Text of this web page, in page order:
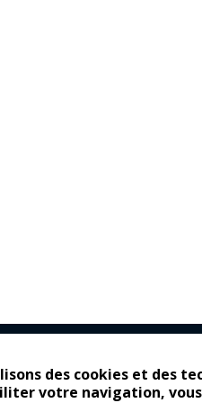
des cookies et des
votre navigation,
: pour les gens vrais